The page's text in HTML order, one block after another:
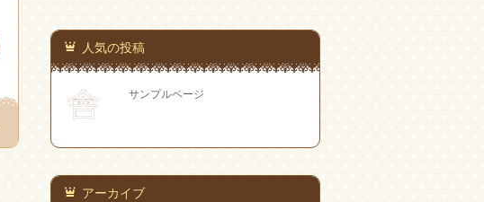
人気の投稿
サンプルページ
アーカイブ